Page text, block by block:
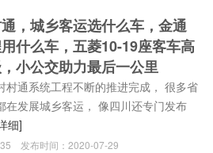
，城乡客运选什么车，金通
什么车，五菱10-19座客车高
小公交助力最后一公里
村通系统工程不断的推进完成， 很多省
在发展城乡客运， 像四川还专门发布
细]
发布时间：2020-07-29